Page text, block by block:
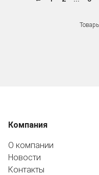
Компания
О компании
Новости
Контакты